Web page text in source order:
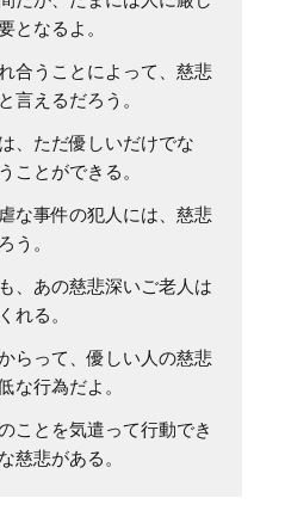
となるよ。
合うことによって、慈悲
言えるだろう。
、ただ優しいだけでな
ことができる。
な事件の犯人には、慈悲
う。
、あの慈悲深いご老人は
れる。
らって、優しい人の慈悲
な行為だよ。
ことを気遣って行動でき
慈悲がある。